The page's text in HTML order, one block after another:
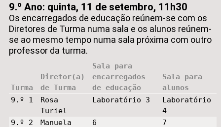
9.º Ano: quinta, 11 de setembro, 11h30
Os encarregados de educação reúnem-se com os
Diretores de Turma numa sala e os alunos reúnem-
se ao mesmo tempo numa sala próxima com outro
professor da turma.
Turma
Diretor(a)
de Turma
Sala para
encarregados
de educação
Sala para
alunos
9.º 1
Rosa
Turiel
Laboratório 3
Laboratório
4
9.º 2
Manuela
6 7